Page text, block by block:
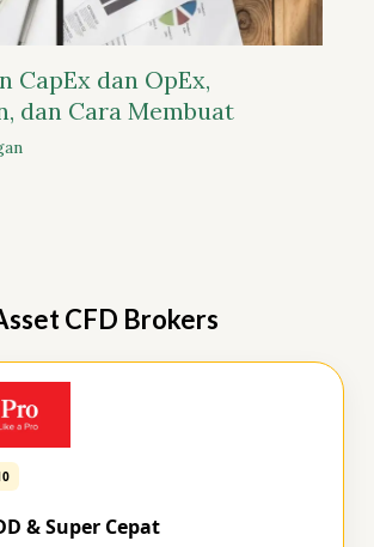
CapEx dan OpEx,
dan Cara Membuat
CFD Brokers
& Super Cepat